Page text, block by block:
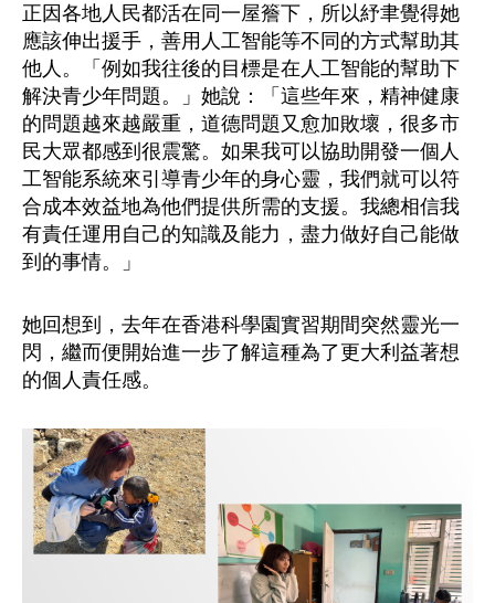
正因各地人民都活在同一屋簷下，所以紓聿覺得她
應該伸出援手，善用人工智能等不同的方式幫助其
他人。「例如我往後的目標是在人工智能的幫助下
解決青少年問題。」她說：「這些年來，精神健康
的問題越來越嚴重，道德問題又愈加敗壞，很多市
民大眾都感到很震驚。如果我可以協助開發一個人
工智能系統來引導青少年的身心靈，我們就可以符
合成本效益地為他們提供所需的支援。我總相信我
有責任運用自己的知識及能力，盡力做好自己能做
到的事情。」
她回想到，去年在香港科學園實習期間突然靈光一
閃，繼而便開始進一步了解這種為了更大利益著想
的個人責任感。